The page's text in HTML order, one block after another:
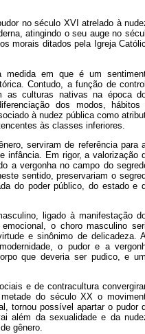
no século XVI atrelado à
atingindo o seu auge no
morais ditados pela Igreja
medida em que é um
Contudo, a função de
as culturas nativas na época
dos modos, hábitos
à nudez pública como
às classes inferiores.
serviram de referência para
infância. Em rigor, a valorização
a vergonha no campo do
sentido, preservariam o
do poder público, do estado e
ligado à manifestação
o choro masculino
e sinônimo de delicadeza.
o pudor e a
que deveria ser pudico, e
e de contracultura
do século XX o
tornou possível apartar o pudor
além da sexualidade e da
gênero.